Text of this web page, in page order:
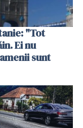
"Tot
Ei nu
sunt